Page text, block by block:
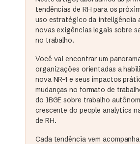
tendências de RH para os
uso estratégico da inteligência
novas exigências legais sobre
no trabalho.
Você vai encontrar um
organizações orientadas a
nova NR-1 e seus impactos
mudanças no formato de
do IBGE sobre trabalho
crescente do people analytics
de RH.
Cada tendência vem